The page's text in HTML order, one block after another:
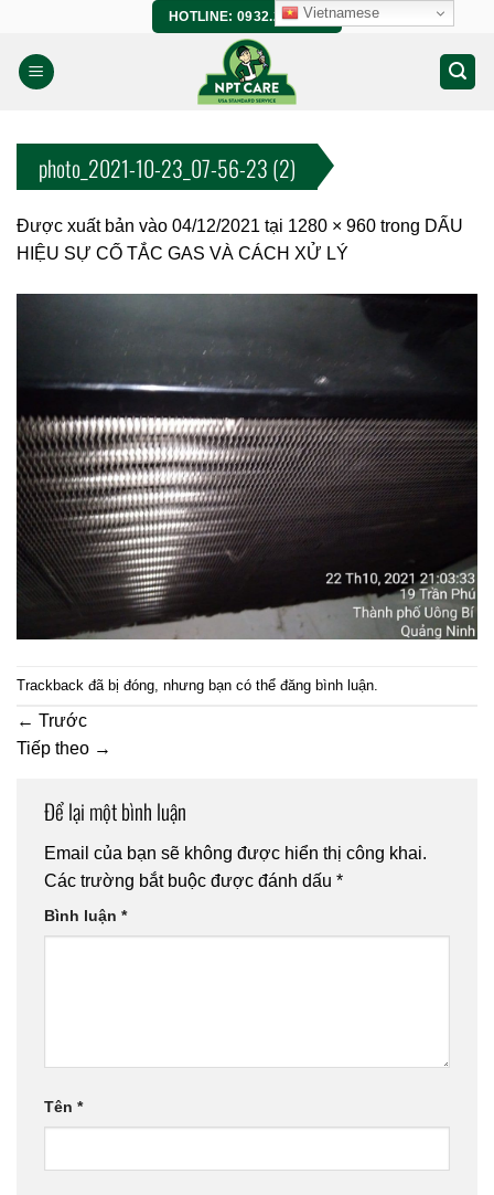
nội
dung
HOTLINE: 0932.266.458
photo_2021-10-23_07-56-23 (2)
Được xuất bản vào 04/12/2021 tại 1280 × 960 trong DẤU
HIỆU SỰ CỐ TẮC GAS VÀ CÁCH XỬ LÝ
Trackback đã bị đóng, nhưng bạn có thể đăng bình luận
← Trước
Tiếp theo →
Để lại một bình luận
Email của bạn sẽ không được hiển thị công khai.
Các trường bắt buộc được đánh dấu *
Bình luận *
Tên *
Vietnamese